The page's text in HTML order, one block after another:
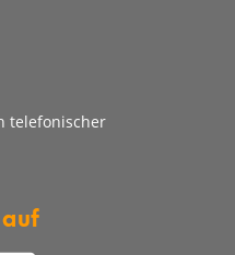
telefonischer